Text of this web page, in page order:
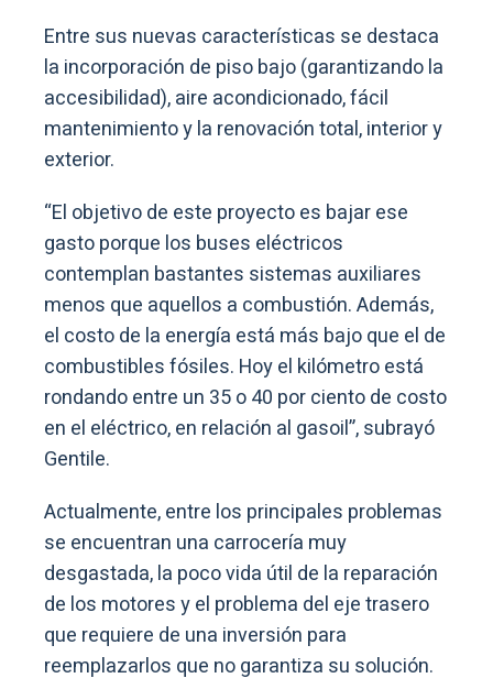
Entre sus nuevas características se destaca
la incorporación de piso bajo (garantizando la
accesibilidad), aire acondicionado, fácil
mantenimiento y la renovación total, interior y
exterior.
“El objetivo de este proyecto es bajar ese
gasto porque los buses eléctricos
contemplan bastantes sistemas auxiliares
menos que aquellos a combustión. Además,
el costo de la energía está más bajo que el de
combustibles fósiles. Hoy el kilómetro está
rondando entre un 35 o 40 por ciento de costo
en el eléctrico, en relación al gasoil”, subrayó
Gentile.
Actualmente, entre los principales problemas
se encuentran una carrocería muy
desgastada, la poco vida útil de la reparación
de los motores y el problema del eje trasero
que requiere de una inversión para
reemplazarlos que no garantiza su solución.